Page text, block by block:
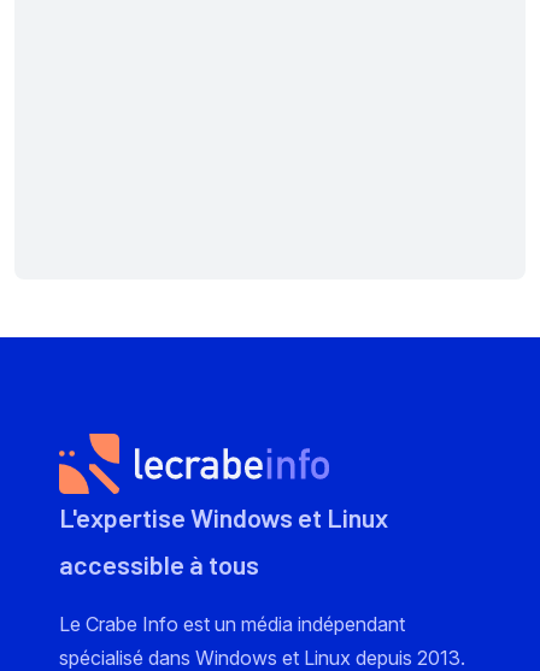
L'expertise Windows et Linux
accessible à tous
Le Crabe Info est un média indépendant
spécialisé dans Windows et Linux depuis 2013.